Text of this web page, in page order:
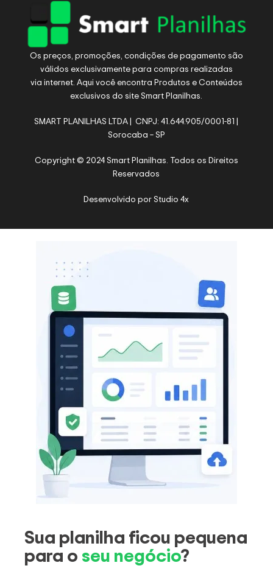
Os preços, promoções, condições de pagamento são
válidos exclusivamente para compras realizadas
via internet. Aqui você encontra Produtos e Conteúdos
exclusivos do site Smart Planilhas.
SMART PLANILHAS LTDA | CNPJ: 41.644.905/0001-81 |
Sorocaba – SP
Copyright © 2024 Smart Planilhas. Todos os Direitos
Reservados
Desenvolvido porStudio 4x
Sua planilha ficou pequena
para oseu negócio?